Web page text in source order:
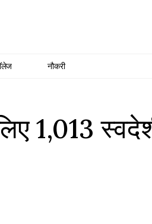
नौकरी
1,013